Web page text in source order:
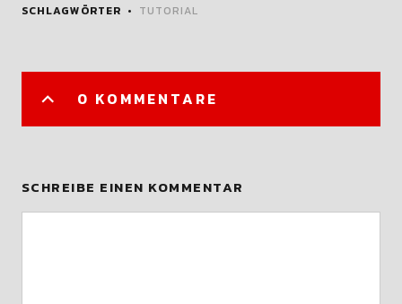
SCHLAGWÖRTER TUTORIAL
0 KOMMENTARE
SCHREIBE EINEN KOMMENTAR